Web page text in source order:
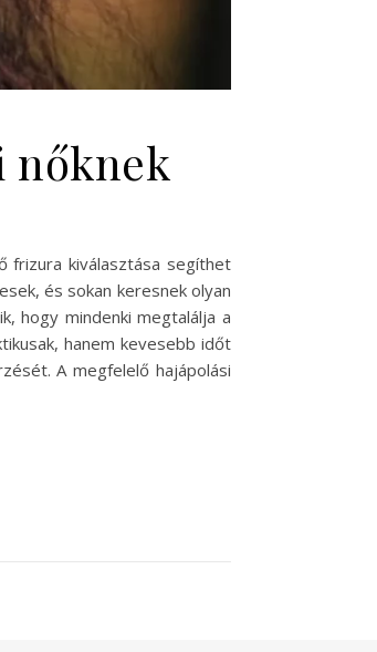
nőknek
frizura kiválasztása segíthet
és sokan keresnek olyan
hogy mindenki megtalálja a
hanem kevesebb időt
A megfelelő hajápolási